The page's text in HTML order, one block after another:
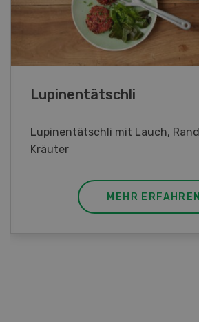
Frühlingsrollen
Frühlingsrollen mit Poulet
MEHR ERFAHREN